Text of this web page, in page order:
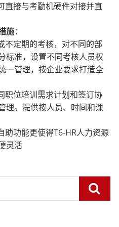
直接与考勤机硬件对接并直
：
不定期的考核，对不同的部
标准，设置不同考核人员权
一管理，按企业要求打造全
职位培训需求计划和签订协
理。提供按人员、时间和课
助功能更使得T6-HR人力资源
灵活